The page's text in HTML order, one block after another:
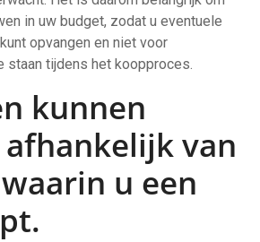
in uw budget, zodat u eventuele
opvangen en niet voor
staan tijdens het koopproces.
kunnen
van
u een